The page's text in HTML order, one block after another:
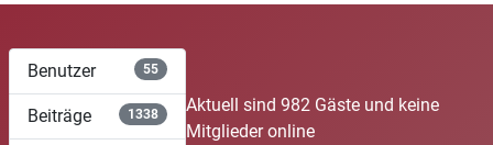
Benutzer 55
Beiträge 1338
Aktuell sind 982 Gäste und keine
Mitglieder online